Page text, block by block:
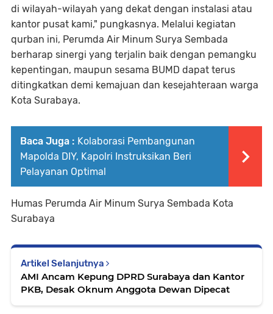
di wilayah-wilayah yang dekat dengan instalasi atau
kantor pusat kami," pungkasnya. Melalui kegiatan
qurban ini, Perumda Air Minum Surya Sembada
berharap sinergi yang terjalin baik dengan pemangku
kepentingan, maupun sesama BUMD dapat terus
ditingkatkan demi kemajuan dan kesejahteraan warga
Kota Surabaya.
Baca Juga : Kolaborasi Pembangunan
Mapolda DIY, Kapolri Instruksikan Beri
Pelayanan Optimal
Humas Perumda Air Minum Surya Sembada Kota
Surabaya
Artikel Selanjutnya
AMI Ancam Kepung DPRD Surabaya dan Kantor
PKB, Desak Oknum Anggota Dewan Dipecat